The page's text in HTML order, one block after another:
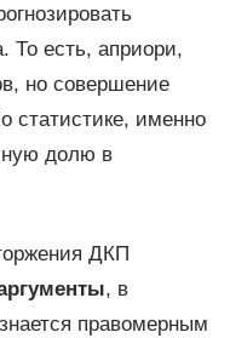
То есть, априори,
но совершение
статистике, именно
долю в
ДКП
, в
правомерным